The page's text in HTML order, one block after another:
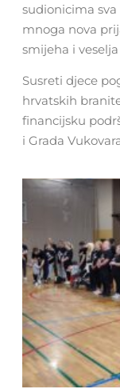
sudionicima
mnoga nova
smijeha i
Susreti djece
hrvatskih
financijsku
i Grada